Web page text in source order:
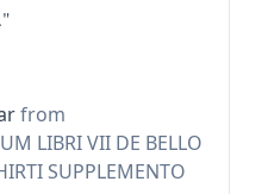
from
LIBRI VII DE BELLO
SUPPLEMENTO